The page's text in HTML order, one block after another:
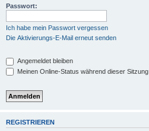
Passwort:
Ich habe mein Passwort vergessen
Die Aktivierungs-E-Mail erneut senden
Angemeldet bleiben
Meinen Online-Status während dieser
REGISTRIEREN